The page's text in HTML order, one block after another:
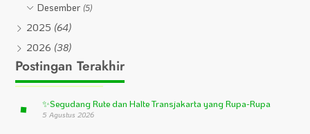
Desember(5)
2025 (64)
2026 (38)
Postingan Terakhir
✨Segudang Rute dan Halte Transjakarta yang Rupa-Rupa
5 Agustus 2026